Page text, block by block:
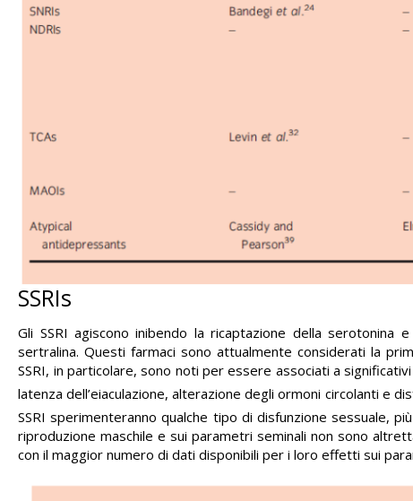
SSRIs
Gli SSRI agiscono inibendo la ricaptazione della serotonina
sertralina. Questi farmaci sono attualmente considerati la
SSRI, in particolare, sono noti per essere associati a
latenza dell’eiaculazione, alterazione degli ormoni circolanti e
SSRI sperimenteranno qualche tipo di disfunzione sessuale,
riproduzione maschile e sui parametri seminali non sono
con il maggior numero di dati disponibili per i loro effetti sui